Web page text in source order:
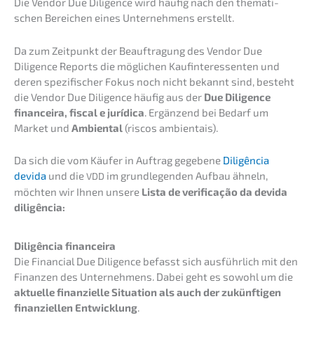
schen Berei­chen eines Unter­neh­mens erstellt.
Da zum Zeitpunkt der Beauf­tra­gung des Vendor Due
Diligence Reports die mögli­chen Kaufin­ter­es­sen­ten und
deren spezi­fi­scher Fokus noch nicht bekannt sind, besteht
die Vendor Due Diligence häufig aus der Due Diligence
finance­i­ra, fiscal e jurídi­ca. Ergän­zend bei Bedarf um
Market und Ambien­tal (riscos ambien­tais).
Da sich die vom Käufer in Auftrag gegebe­ne Diligên­cia
devida und dieVDD im grund­le­gen­den Aufbau ähneln,
möchten wir Ihnen unsere Lista de verifi­ca­ção da devida
diligência:
Diligên­cia financeira
Die Finan­cial Due Diligence befasst sich ausführ­lich mit den
Finan­zen des Unter­neh­mens. Dabei geht es sowohl um die
aktuel­le finan­zi­el­le Situa­ti­on als auch der zukünf­ti­gen
finan­zi­el­len Entwick­lung.